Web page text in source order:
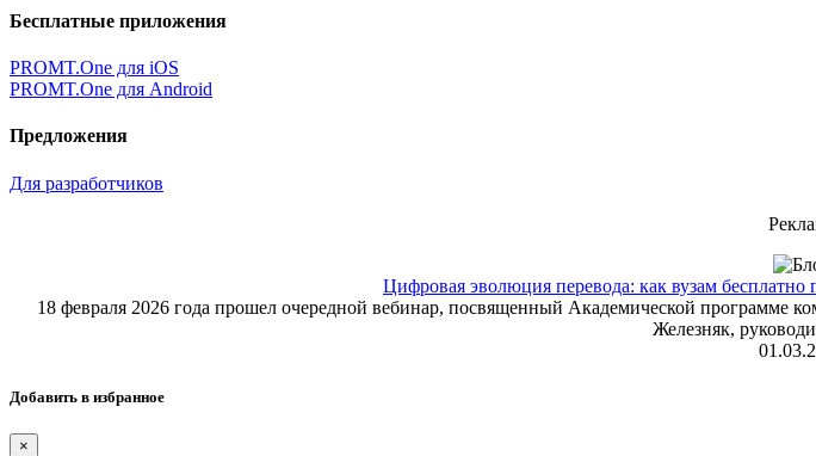
Бесплатные приложения
PROMT.One для iOS
PROMT.One для Android
Предложения
Для разработчиков
Цифровая эволюция перевода: как вузам
18 февраля 2026 года прошел очередной вебинар, посвященный Академической программе
Железняк,
Добавить в избранное
×